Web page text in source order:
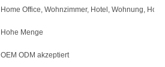
Home Office, Wohnzimmer, Hotel, Wohnung,
Hohe Menge
OEM ODM akzeptiert